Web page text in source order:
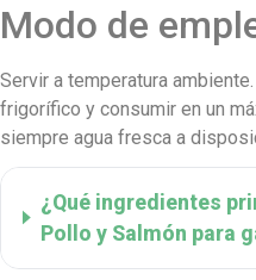
Modo de
Servir a temperatura
frigorífico y consumir en un
siempre agua fresca a
¿Qué ingredientes
Pollo y Salmón para